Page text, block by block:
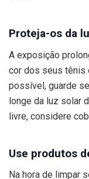
Proteja-os da
A exposição
cor dos seus tênis
possível, guarde
longe da luz solar
livre, considere
Use produtos
Na hora de limpar